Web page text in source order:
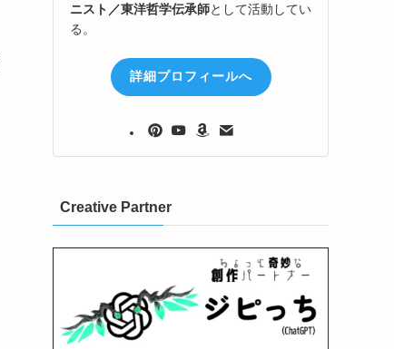
ニスト／東洋哲学伝承師として活動してい
る。
詳細プロフィールへ
Creative Partner